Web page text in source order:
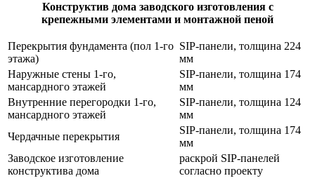
Конструктив дома заводского изготовления с
крепежными элементами и монтажной пеной
Перекрытия фундамента (пол 1-го
этажа)
SIP-панели, толщина 224
мм
Наружные стены 1-го,
мансардного этажей
SIP-панели, толщина 174
мм
Внутренние перегородки 1-го,
мансардного этажей
SIP-панели, толщина 124
мм
Чердачные перекрытия
SIP-панели, толщина 174
мм
Заводское изготовление
конструктива дома
раскрой SIP-панелей
согласно проекту